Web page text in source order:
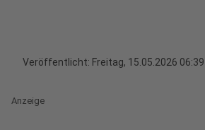
Veröffentlicht: Freitag, 15.05.2026 06:39
Anzeige